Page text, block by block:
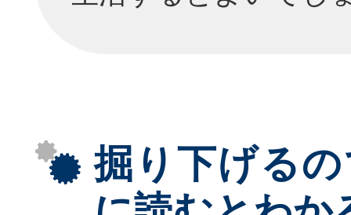
掘り下げる